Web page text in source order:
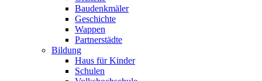
Baudenkmäler
Geschichte
Wappen
Partnerstädte
Bildung
Haus für Kinder
Schulen